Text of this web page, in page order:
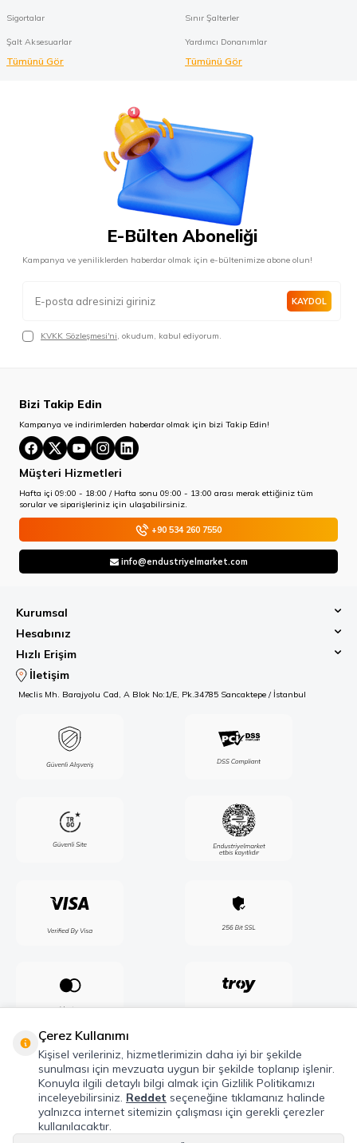
Sigortalar
Şalt Aksesuarlar
Tümünü Gör
Sınır Şalterler
Yardımcı Donanımlar
Tümünü Gör
E-Bülten Aboneliği
Kampanya ve yeniliklerden haberdar olmak için e-bültenimize abone olun!
KAYDOL
KVKK Sözleşmesi'ni, okudum, kabul ediyorum.
Bizi Takip Edin
Kampanya ve indirimlerden haberdar olmak için bizi Takip Edin!
Müşteri Hizmetleri
Hafta içi 09:00 - 18:00 / Hafta sonu 09:00 - 13:00 arası merak ettiğiniz tüm
sorular ve siparişleriniz için ulaşabilirsiniz.
+90 534 260 7550
info@endustriyelmarket.com
Kurumsal
Hesabınız
Hızlı Erişim
İletişim
Meclis Mh. Barajyolu Cad, A Blok No:1/E, Pk.34785 Sancaktepe / İstanbul
Çerez Kullanımı
Kişisel verileriniz, hizmetlerimizin daha iyi bir şekilde
sunulması için mevzuata uygun bir şekilde toplanıp işlenir.
Konuyla ilgili detaylı bilgi almak için Gizlilik Politikamızı
inceleyebilirsiniz. Reddet seçeneğine tıklamanız halinde
yalnızca internet sitemizin çalışması için gerekli çerezler
kullanılacaktır.